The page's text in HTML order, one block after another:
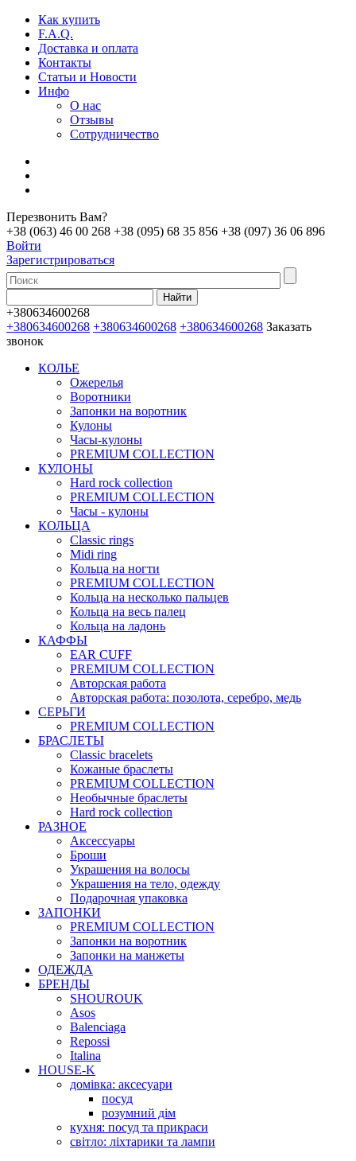
Как купить
F.A.Q.
Доставка и оплата
Контакты
Статьи и Новости
Инфо
О нас
Отзывы
Сотрудничество
Перезвонить Вам?
+38 (063) 46 00 268 +38 (095) 68 35 856 +38 (097) 36 06 896
Войти
Зарегистрироваться
+380634600268
+380634600268 +380634600268 +380634600268 Заказать
звонок
КОЛЬЕ
Ожерелья
Воротники
Запонки на воротник
Кулоны
Часы-кулоны
PREMIUM COLLECTION
КУЛОНЫ
Hard rock collection
PREMIUM COLLECTION
Часы - кулоны
КОЛЬЦА
Classic rings
Midi ring
Кольца на ногти
PREMIUM COLLECTION
Кольца на несколько пальцев
Кольца на весь палец
Кольца на ладонь
КАФФЫ
EAR CUFF
PREMIUM COLLECTION
Авторская работа
Авторская работа: позолота, серебро, медь
СЕРЬГИ
PREMIUM COLLECTION
БРАСЛЕТЫ
Classic bracelets
Кожаные браслеты
PREMIUM COLLECTION
Необычные браслеты
Hard rock collection
РАЗНОЕ
Аксессуары
Броши
Украшения на волосы
Украшения на тело, одежду
Подарочная упаковка
ЗАПОНКИ
PREMIUM COLLECTION
Запонки на воротник
Запонки на манжеты
ОДЕЖДА
БРЕНДЫ
SHOUROUK
Asos
Balenciaga
Repossi
Italina
HOUSE-K
домівка: аксесуари
посуд
розумний дім
кухня: посуд та прикраси
світло: ліхтарики та лампи